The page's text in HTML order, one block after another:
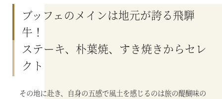
ブッフェのメインは地元が誇る飛騨
牛！
ステーキ、朴葉焼、すき焼きからセレ
クト
その地に赴き、自身の五感で風土を感じるのは旅の醍醐味の